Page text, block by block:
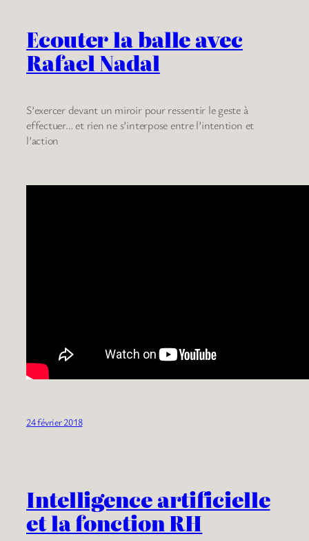
Ecouter la balle avec
Rafael Nadal
S’exercer devant un miroir pour ressentir le geste à
effectuer… et rien ne s’interpose entre l’intention et
l’action
24 février 2018
Intelligence artificielle
et la fonction RH